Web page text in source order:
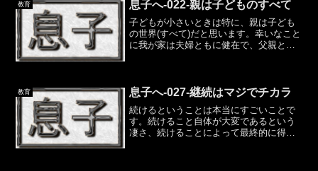
男性とはまったく別の生き物と...
教育 息子へ-022-親は子どものすべて
子どもが小さいときは特に、親は子ども
の世界(すべて)だと思います。幸いなこと
に我が家は夫婦ともに健在で、父親と母
しても必ずどこか偏り...
教育 息子へ-027-継続はマジでチカラ
続けるということは本当にすごいことで
す。続けること自体が大変であるという
凄さ、続けることによって最終的に得ら